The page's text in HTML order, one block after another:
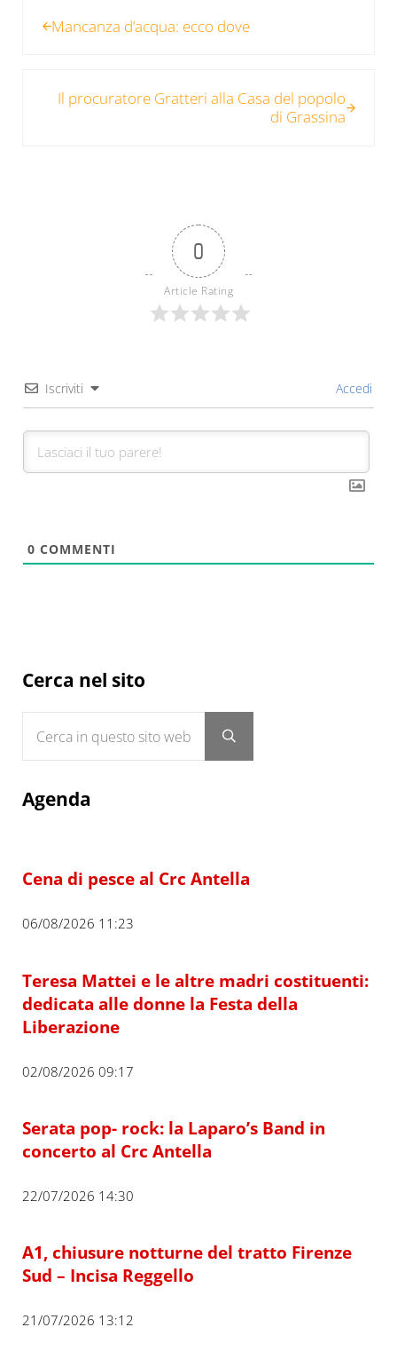
Mancanza d’acqua: ecco dove
Il procuratore Gratteri alla Casa del popolo
di Grassina
0
Article Rating
Iscriviti Accedi
0 COMMENTI
Sidebar
Cerca nel sito
Submit search
Agenda
Cena di pesce al Crc Antella
06/08/2026 11:23
Teresa Mattei e le altre madri costituenti:
dedicata alle donne la Festa della
Liberazione
02/08/2026 09:17
Serata pop- rock: la Laparo’s Band in
concerto al Crc Antella
22/07/2026 14:30
A1, chiusure notturne del tratto Firenze
Sud – Incisa Reggello
21/07/2026 13:12